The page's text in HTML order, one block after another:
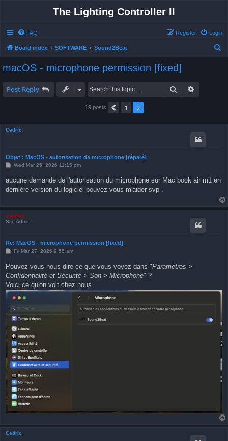
The Lighting Controller II
FAQ Login
Register
Board index SOFTWARE Sound2Beat
macOS - microphone permission [fixed]
Post Reply Search
19 posts Previous
1 2
Cedric
Objet : MacOS - autorisation de microphone [réparé]
P
t
Wed Mar 25, 2026 11:15 pm
aucune demande de l'autorisation du microphone sur Mac book air m1 en
dernière version du logiciel pouvez vous m'aider svp .
support
Site Admin
Re: MacOS - microphone permission [fixed]
P
t
Fri Mar 27, 2026 9:55 am
Pouvez-vous nous dire ce que vous voyez dans "Paramètres >
Confidentialité et Sécurité > Son > Microphone" ?
Voici ce qu'on voit chez nous
Cedric